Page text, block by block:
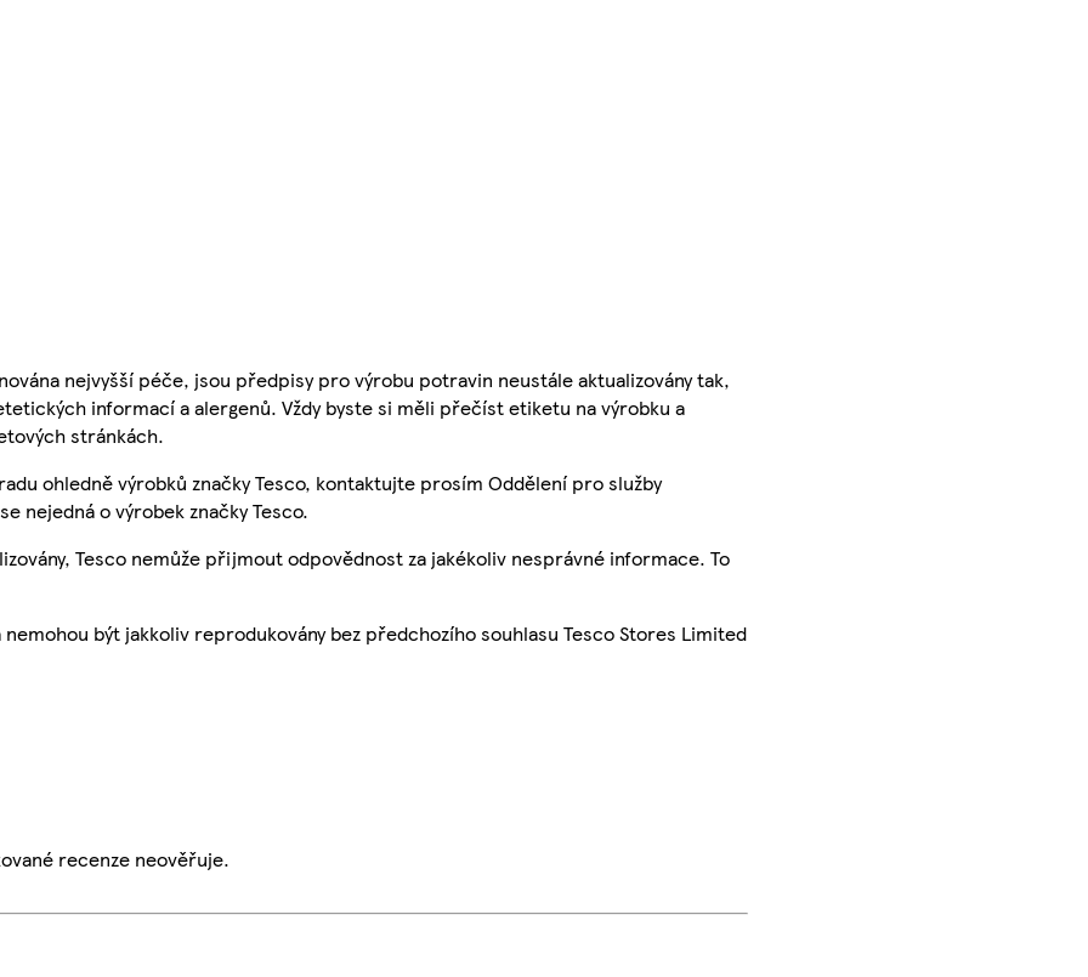
nejvyšší péče, jsou předpisy pro výrobu potravin neustále aktualizovány tak,
informací a alergenů. Vždy byste si měli přečíst etiketu na výrobku a
stránkách.
ohledně výrobků značky Tesco, kontaktujte prosím Oddělení pro služby
nejedná o výrobek značky Tesco.
Tesco nemůže přijmout odpovědnost za jakékoliv nesprávné informace. To
být jakkoliv reprodukovány bez předchozího souhlasu Tesco Stores Limited
recenze neověřuje.